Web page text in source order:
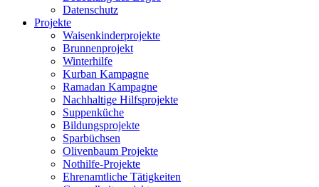
Datenschutz
Projekte
Waisenkinderprojekte
Brunnenprojekt
Winterhilfe
Kurban Kampagne
Ramadan Kampagne
Nachhaltige Hilfsprojekte
Suppenküche
Bildungsprojekte
Sparbüchsen
Olivenbaum Projekte
Nothilfe-Projekte
Ehrenamtliche Tätigkeiten